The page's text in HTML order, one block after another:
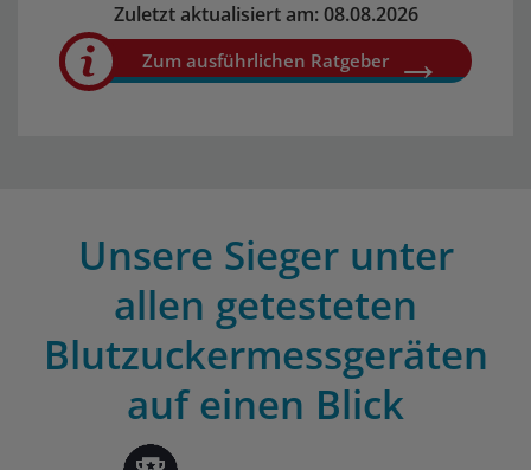
Zuletzt aktualisiert am: 08.08.2026
Zum ausführlichen Ratgeber
Unsere Sieger unter
allen getesteten
Blutzuckermessgeräten
auf einen Blick